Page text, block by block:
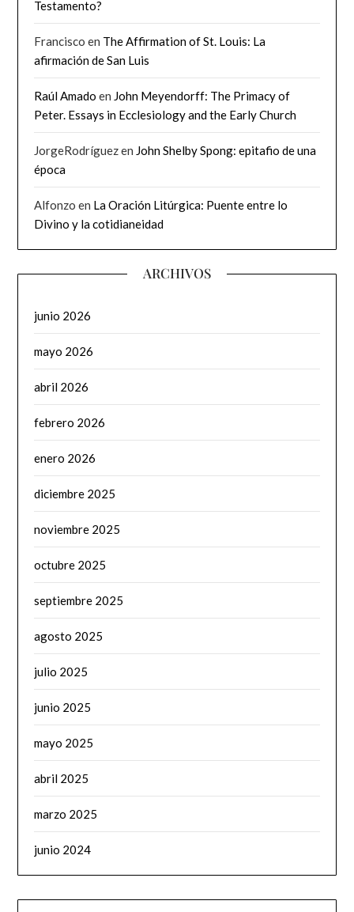
Testamento?
Francisco en The Affirmation of St. Louis: La
afirmación de San Luis
Raúl Amado en John Meyendorff: The Primacy of
Peter. Essays in Ecclesiology and the Early Church
JorgeRodríguezen John Shelby Spong: epitafio de una
época
Alfonzo en La Oración Litúrgica: Puente entre lo
Divino y la cotidianeidad
ARCHIVOS
junio 2026
mayo 2026
abril 2026
febrero 2026
enero 2026
diciembre 2025
noviembre 2025
octubre 2025
septiembre 2025
agosto 2025
julio 2025
junio 2025
mayo 2025
abril 2025
marzo 2025
junio 2024